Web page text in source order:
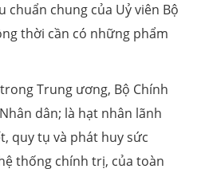
chuẩn chung của Uỷ viên Bộ
thời cần có những phẩm
Trung ương, Bộ Chính
dân; là hạt nhân lãnh
quy tụ và phát huy sức
thống chính trị, của toàn